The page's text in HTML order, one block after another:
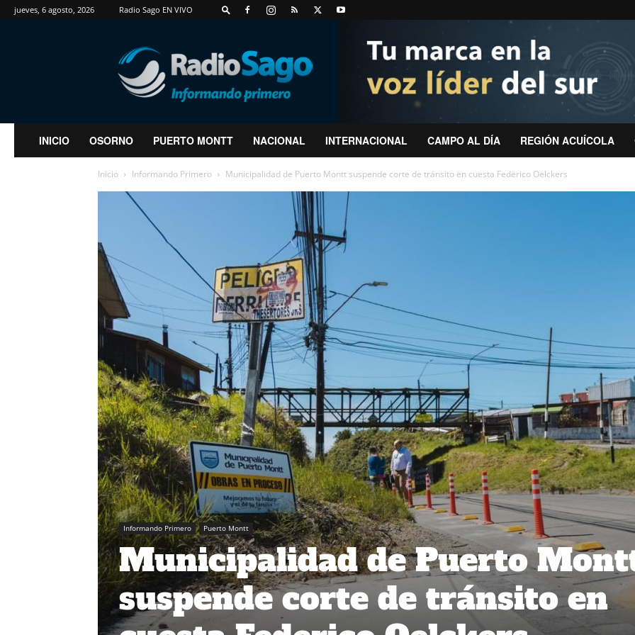
jueves, 6 agosto, 2026 Radio Sago EN VIVO
RadioSago
INICIO OSORNO PUERTO MONTT NACIONAL INTERNACIONAL CAMPO AL DÍA REGIÓN ACUÍCOLA
Inicio Informando Primero Municipalidad de Puerto Montt suspende corte de tránsito en cuesta Federico Oelckers
Informando Primero Puerto Montt
Municipalidad de Puerto
suspende corte de tránsito en